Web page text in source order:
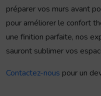
préparer vos murs avant
pour améliorer le confort
une finition parfaite, nos
sauront sublimer vos
Contactez-nous pour un